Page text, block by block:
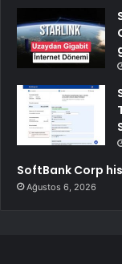
SoftBank Corp
Ağustos 6, 2026